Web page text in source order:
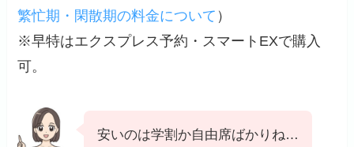
繁忙期・閑散期の料金について ）
※早特はエクスプレス予約・スマートEXで購入
可。
安いのは学割か自由席ばかりね…